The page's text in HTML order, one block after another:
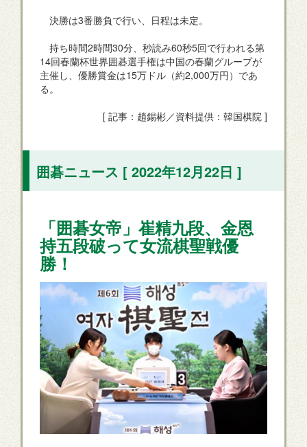
決勝は3番勝負で行い、日程は未定。
持ち時間2時間30分、秒読み60秒5回で行われる第
14回春蘭杯世界囲碁選手権は中国の春蘭グループが
主催し、優勝賞金は15万ドル（約2,000万円）であ
る。
[ 記事：趙錫彬／資料提供：韓国棋院 ]
囲碁ニュース [ 2022年12月22日 ]
「囲碁女帝」崔精九段、金恩
持五段破って女流棋聖戦優
勝！